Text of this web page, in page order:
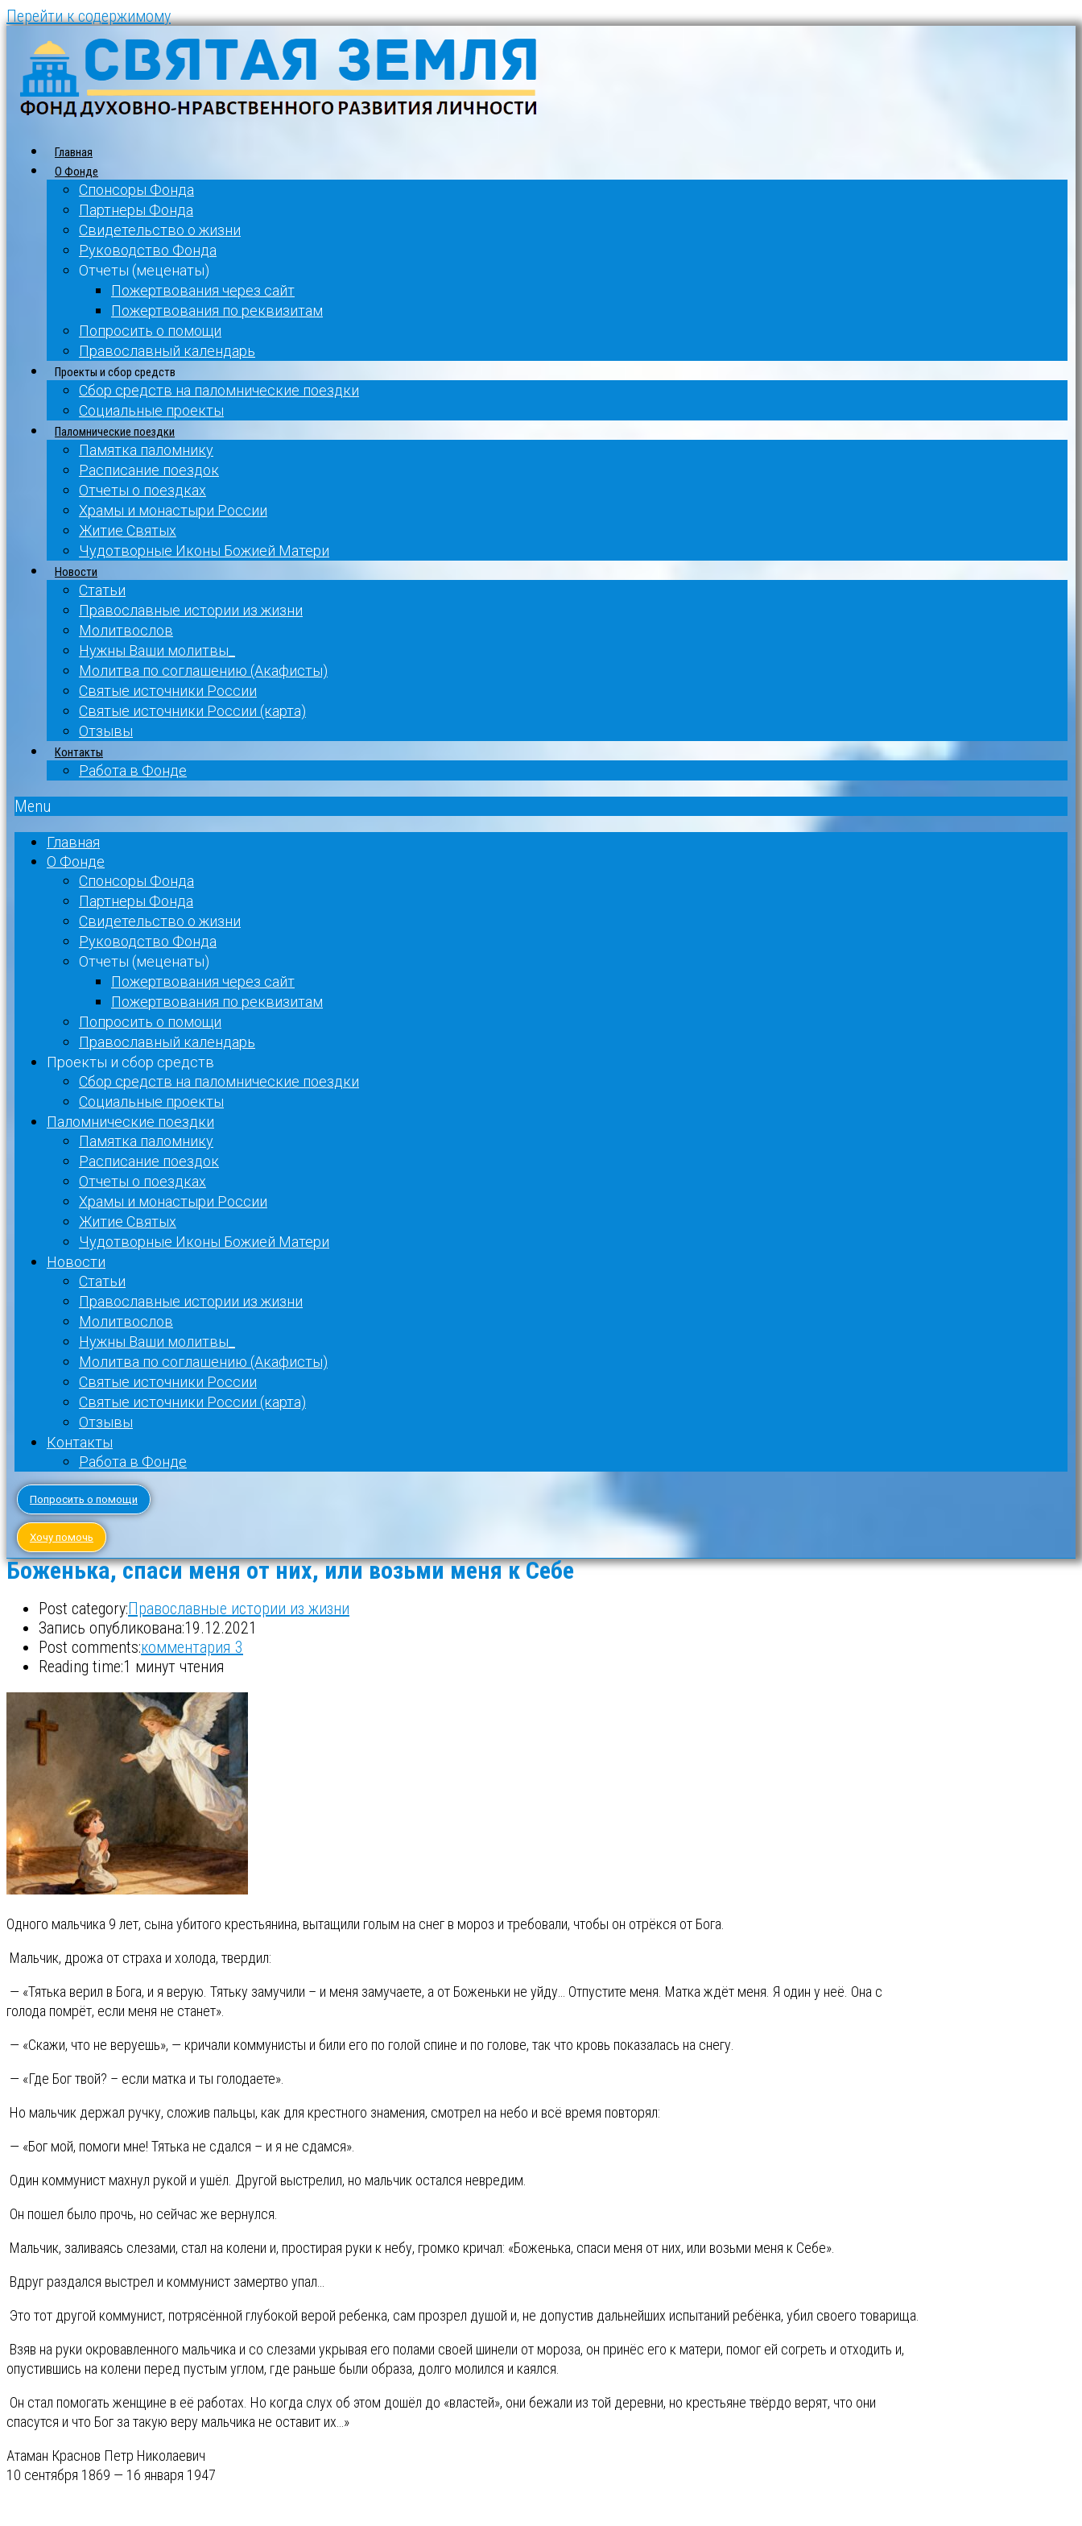
Перейти к содержимому
Главная
О Фонде
Спонсоры Фонда
Партнеры Фонда
Свидетельство о жизни
Руководство Фонда
Отчеты (меценаты)
Пожертвования через сайт
Пожертвования по реквизитам
Попросить о помощи
Православный календарь
Проекты и сбор средств
Сбор средств на паломнические поездки
Социальные проекты
Паломнические поездки
Памятка паломнику
Расписание поездок
Отчеты о поездках
Храмы и монастыри России
Житие Святых
Чудотворные Иконы Божией Матери
Новости
Статьи
Православные истории из жизни
Молитвослов
Нужны Ваши молитвы_
Молитва по соглашению (Акафисты)
Святые источники России
Святые источники России (карта)
Отзывы
Контакты
Работа в Фонде
Menu
Главная
О Фонде
Спонсоры Фонда
Партнеры Фонда
Свидетельство о жизни
Руководство Фонда
Отчеты (меценаты)
Пожертвования через сайт
Пожертвования по реквизитам
Попросить о помощи
Православный календарь
Проекты и сбор средств
Сбор средств на паломнические поездки
Социальные проекты
Паломнические поездки
Памятка паломнику
Расписание поездок
Отчеты о поездках
Храмы и монастыри России
Житие Святых
Чудотворные Иконы Божией Матери
Новости
Статьи
Православные истории из жизни
Молитвослов
Нужны Ваши молитвы_
Молитва по соглашению (Акафисты)
Святые источники России
Святые источники России (карта)
Отзывы
Контакты
Работа в Фонде
Попросить о помощи
Хочу помочь
Боженька, спаси меня от них, или возьми меня к Себе
Post category:Православные истории из жизни
Запись опубликована:19.12.2021
Post comments:комментария 3
Reading time:1 минут чтения
Одного мальчика 9 лет, сына убитого крестьянина, вытащили голым на снег в мороз и требовали, чтобы он отрёкся от Бога.
Мальчик, дрожа от страха и холода, твердил:
— «Тятька верил в Бога, и я верую. Тятьку замучили – и меня замучаете, а от Боженьки не уйду… Отпустите меня. Матка ждёт меня. Я один у неё. Она с
голода помрёт, если меня не станет».
— «Скажи, что не веруешь», — кричали коммунисты и били его по голой спине и по голове, так что кровь показалась на снегу.
— «Где Бог твой? – если матка и ты голодаете».
Но мальчик держал ручку, сложив пальцы, как для крестного знамения, смотрел на небо и всё время повторял:
— «Бог мой, помоги мне! Тятька не сдался – и я не сдамся».
Один коммунист махнул рукой и ушёл. Другой выстрелил, но мальчик остался невредим.
Он пошел было прочь, но сейчас же вернулся.
Мальчик, заливаясь слезами, стал на колени и, простирая руки к небу, громко кричал: «Боженька, спаси меня от них, или возьми меня к Себе».
Вдруг раздался выстрел и коммунист замертво упал…
Это тот другой коммунист, потрясённой глубокой верой ребенка, сам прозрел душой и, не допустив дальнейших испытаний ребёнка, убил своего товарища.
Взяв на руки окровавленного мальчика и со слезами укрывая его полами своей шинели от мороза, он принёс его к матери, помог ей согреть и отходить и,
опустившись на колени перед пустым углом, где раньше были образа, долго молился и каялся.
Он стал помогать женщине в её работах. Но когда слух об этом дошёл до «властей», они бежали из той деревни, но крестьяне твёрдо верят, что они
спасутся и что Бог за такую веру мальчика не оставит их…»
Атаман Краснов Петр Николаевич
10 сентября 1869 — 16 января 1947